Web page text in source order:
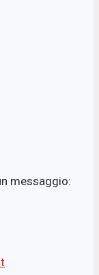
messaggio: